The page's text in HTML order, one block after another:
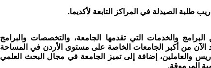
طلبة الصيدلة في المراكز التابعة لأكديما.
والخدمات التي تقدمها الجامعة، والتخصصات والبرامج
تعد الآن من أكبر الجامعات الخاصة على مستوى الأردن في المساحة
والعاملين، إضافة إلى تميز الجامعة في مجال البحث العلمي
المرموقة.